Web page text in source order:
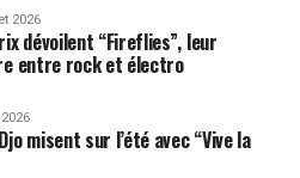
2026
dévoilent “Fireflies”, leur
entre rock et électro
misent sur l’été avec “Vive la